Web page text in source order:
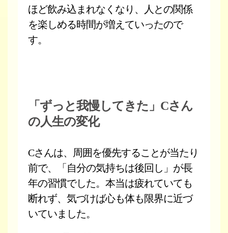
ほど飲み込まれなくなり、人との関係
を楽しめる時間が増えていったので
す。
「ずっと我慢してきた」Cさん
の人生の変化
Cさんは、周囲を優先することが当たり
前で、「自分の気持ちは後回し」が長
年の習慣でした。本当は疲れていても
断れず、気づけば心も体も限界に近づ
いていました。